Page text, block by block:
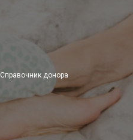
Справочник донора